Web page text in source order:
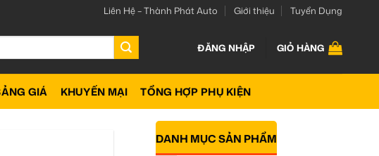
Liên Hệ – Thành Phát Auto Giới thiệu Tuyển Dụng
ĐĂNG NHẬP GIỎ HÀNG
GIÁ KHUYẾN MẠI TỔNG HỢP PHỤ KIỆN
DANH MỤC SẢN PHẨM